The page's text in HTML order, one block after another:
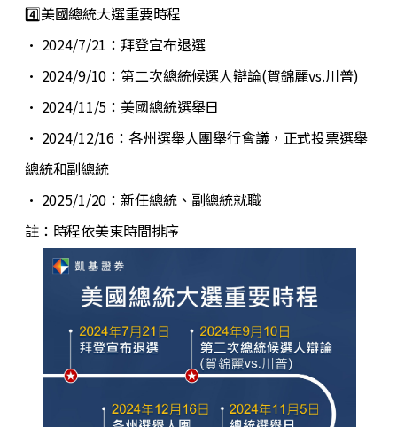
4️⃣美國總統大選重要時程
• 2024/7/21：拜登宣布退選
• 2024/9/10：第二次總統候選人辯論(賀錦麗vs.川普)
• 2024/11/5：美國總統選舉日
• 2024/12/16：各州選舉人團舉行會議，正式投票選舉
總統和副總統
• 2025/1/20：新任總統、副總統就職
註：時程依美東時間排序